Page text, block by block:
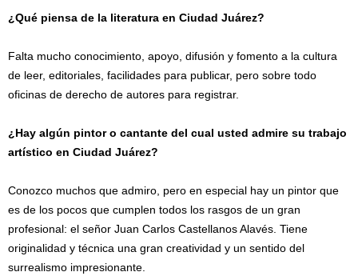
¿Qué piensa de la literatura en Ciudad Juárez?
Falta mucho conocimiento, apoyo, difusión y fomento a la cultura
de leer, editoriales, facilidades para publicar, pero sobre todo
oficinas de derecho de autores para registrar.
¿Hay algún pintor o cantante del cual usted admire su trabajo
artístico en Ciudad Juárez?
Conozco muchos que admiro, pero en especial hay un pintor que
es de los pocos que cumplen todos los rasgos de un gran
profesional: el señor Juan Carlos Castellanos Alavés. Tiene
originalidad y técnica una gran creatividad y un sentido del
surrealismo impresionante.